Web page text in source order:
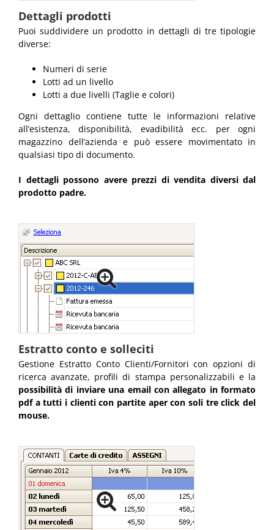
Dettagli prodotti
Puoi suddividere un prodotto in dettagli di tre tipologie
diverse:
Numeri di serie
Lotti ad un livello
Lotti a due livelli (Taglie e colori)
Ogni dettaglio contiene tutte le informazioni relative
all’esistenza, disponibilità, evadibilità ecc. per ogni
magazzino dell’azienda e può essere movimentato in
qualsiasi tipo di documento.
I dettagli possono avere prezzi di vendita diversi dal
prodotto padre.
Estratto conto e solleciti
Gestione Estratto Conto Clienti/Fornitori con opzioni di
ricerca avanzate, profili di stampa personalizzabili e la
possibilità di inviare una email con allegato in formato
pdf a tutti i clienti con partite aper con soli tre click del
mouse.